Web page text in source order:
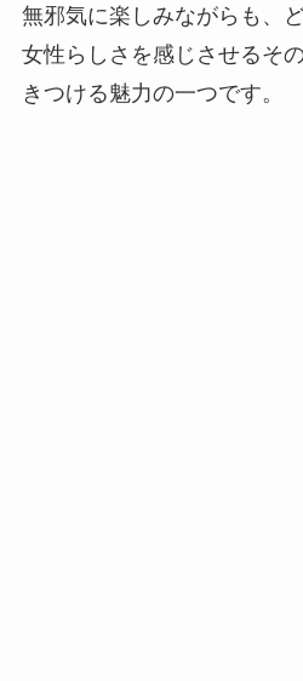
無邪気に楽しみながらも、
女性らしさを感じさせるそ
きつける魅力の一つです。​